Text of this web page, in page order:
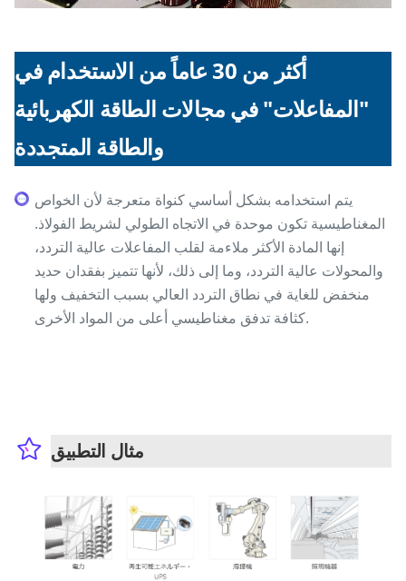
أكثر من 30 عاماً من الاستخدام في
"المفاعلات" في مجالات الطاقة الكهربائية
والطاقة المتجددة
يتم استخدامه بشكل أساسي كنواة متعرجة لأن الخواص
المغناطيسية تكون موحدة في الاتجاه الطولي لشريط الفولاذ.
إنها المادة الأكثر ملاءمة لقلب المفاعلات عالية التردد،
والمحولات عالية التردد، وما إلى ذلك، لأنها تتميز بفقدان حديد
منخفض للغاية في نطاق التردد العالي بسبب التخفيف ولها
كثافة تدفق مغناطيسي أعلى من المواد الأخرى.
مثال التطبيق